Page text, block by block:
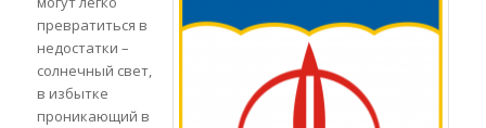
превратиться в
недостатки –
солнечный свет,
в избытке
проникающий в